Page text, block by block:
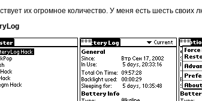
их огромное количество. У меня есть шесть